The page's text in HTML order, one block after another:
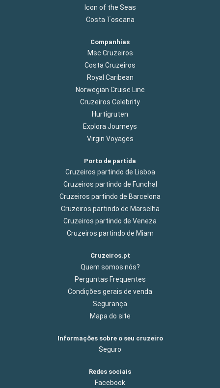
Icon of the Seas
Costa Toscana
Companhias
Msc Cruzeiros
Costa Cruzeiros
Royal Caribean
Norwegian Cruise Line
Cruzeiros Celebrity
Hurtigruten
Explora Journeys
Virgin Voyages
Porto de partida
Cruzeiros partindo de Lisboa
Cruzeiros partindo de Funchal
Cruzeiros partindo de Barcelona
Cruzeiros partindo de Marselha
Cruzeiros partindo de Veneza
Cruzeiros partindo de Miam
Cruzeiros.pt
Quem somos nós?
Perguntas Frequentes
Condições gerais de venda
Segurança
Mapa do site
Informações sobre o seu cruzeiro
Seguro
Redes sociais
Facebook